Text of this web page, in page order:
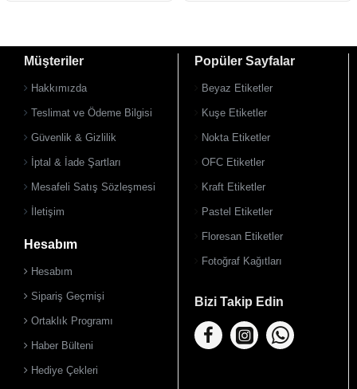
Müşteriler
Hakkımızda
Teslimat ve Ödeme Bilgisi
Güvenlik & Gizlilik
İptal & İade Şartları
Mesafeli Satış Sözleşmesi
İletişim
Hesabım
Hesabım
Sipariş Geçmişi
Ortaklık Programı
Haber Bülteni
Hediye Çekleri
Popüler Sayfalar
Beyaz Etiketler
Kuşe Etiketler
Nokta Etiketler
OFC Etiketler
Kraft Etiketler
Pastel Etiketler
Floresan Etiketler
Fotoğraf Kağıtları
Bizi Takip Edin